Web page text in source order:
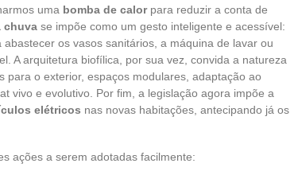
uma bomba de calorpara reduzir a conta de
chuva se impõe como um gesto inteligente e acessível:
os vasos sanitários, a máquina de lavar ou
A arquitetura biofílica, por sua vez, convida a natureza
o exterior, espaços modulares, adaptação ao
vivo e evolutivo. Por fim, a legislação agora impõe a
elétricos nas novas habitações, antecipando já os
ações a serem adotadas facilmente: